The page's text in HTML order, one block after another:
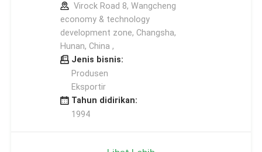
Virock Road 8, Wangcheng
economy & technology
development zone, Changsha,
Hunan, China ,
Jenis bisnis:
Produsen
Eksportir
Tahun didirikan:
1994